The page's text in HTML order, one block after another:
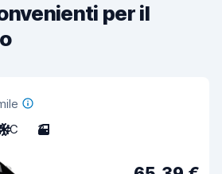
per il
C 3